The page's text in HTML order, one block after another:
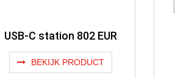
USB-C station 802 EUR
BEKIJK PRODUCT